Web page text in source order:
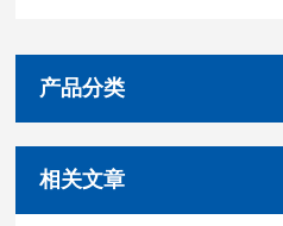
产品分类
相关文章